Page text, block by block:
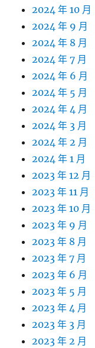
2024 年 10 月
2024 年 9 月
2024 年 8 月
2024 年 7 月
2024 年 6 月
2024 年 5 月
2024 年 4 月
2024 年 3 月
2024 年 2 月
2024 年 1 月
2023 年 12 月
2023 年 11 月
2023 年 10 月
2023 年 9 月
2023 年 8 月
2023 年 7 月
2023 年 6 月
2023 年 5 月
2023 年 4 月
2023 年 3 月
2023 年 2 月